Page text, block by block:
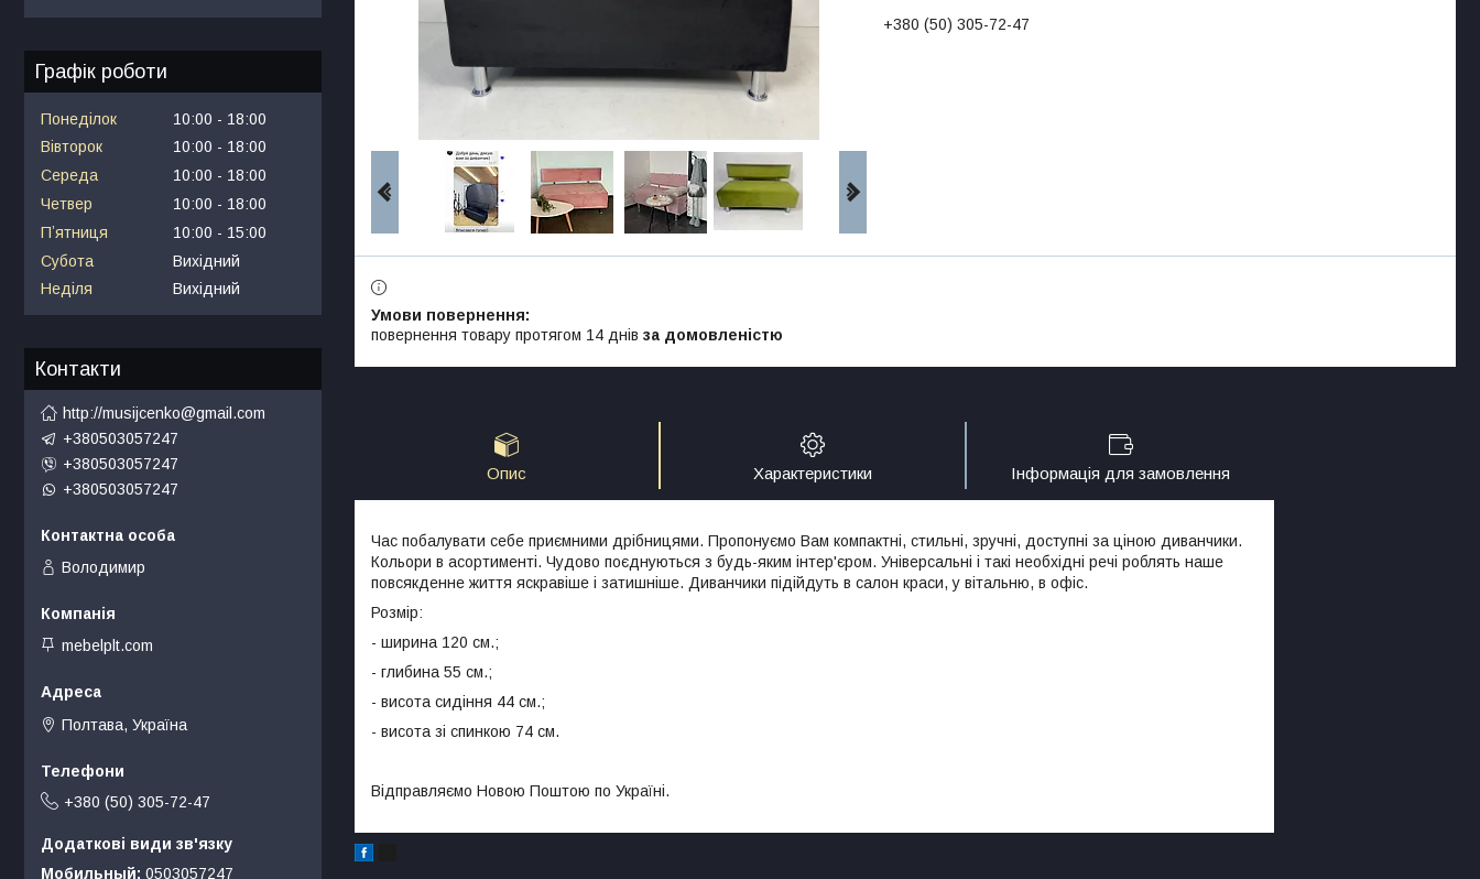
+380 (50) 305-72-47
повернення товару протягом 14 днів за домовленістю
Опис Характеристики Інформація для замовлення
Час побалувати себе приємними дрібницями. Пропонуємо Вам компактні, стильні, зручні, доступні за ціною диванчики.
Кольори в асортименті. Чудово поєднуються з будь-яким інтер'єром. Універсальні і такі необхідні речі роблять наше
повсякденне життя яскравіше і затишніше. Диванчики підійдуть в салон краси, у вітальню, в офіс.
Розмір:
- ширина 120 см.;
- глибина 55 см.;
- висота сидіння 44 см.;
- висота зі спинкою 74 см.
Відправляємо Новою Поштою по Україні.
Графік роботи
Понеділок 10:00
18:00
Вівторок
10:00
18:00
Середа
10:00
18:00
Четвер
10:00
18:00
Пʼятниця
10:00
15:00
Субота
Вихідний
Неділя
Вихідний
Контакти
http://musijcenko@gmail.com
+380503057247
+380503057247
+380503057247
Володимир
mebelplt.com
Полтава, Україна
+380 (50) 305-72-47
Мобильный 0503057247